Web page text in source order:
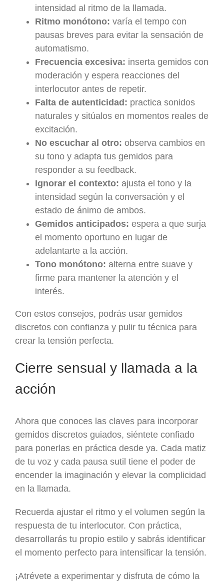
intensidad al ritmo de la llamada.
Ritmo monótono: varía el tempo con
pausas breves para evitar la sensación de
automatismo.
Frecuencia excesiva: inserta gemidos con
moderación y espera reacciones del
interlocutor antes de repetir.
Falta de autenticidad: practica sonidos
naturales y sitúalos en momentos reales de
excitación.
No escuchar al otro: observa cambios en
su tono y adapta tus gemidos para
responder a su feedback.
Ignorar el contexto: ajusta el tono y la
intensidad según la conversación y el
estado de ánimo de ambos.
Gemidos anticipados: espera a que surja
el momento oportuno en lugar de
adelantarte a la acción.
Tono monótono: alterna entre suave y
firme para mantener la atención y el
interés.
Con estos consejos, podrás usar gemidos
discretos con confianza y pulir tu técnica para
crear la tensión perfecta.
Cierre sensual y llamada a la
acción
Ahora que conoces las claves para incorporar
gemidos discretos guiados, siéntete confiado
para ponerlas en práctica desde ya. Cada matiz
de tu voz y cada pausa sutil tiene el poder de
encender la imaginación y elevar la complicidad
en la llamada.
Recuerda ajustar el ritmo y el volumen según la
respuesta de tu interlocutor. Con práctica,
desarrollarás tu propio estilo y sabrás identificar
el momento perfecto para intensificar la tensión.
¡Atrévete a experimentar y disfruta de cómo la